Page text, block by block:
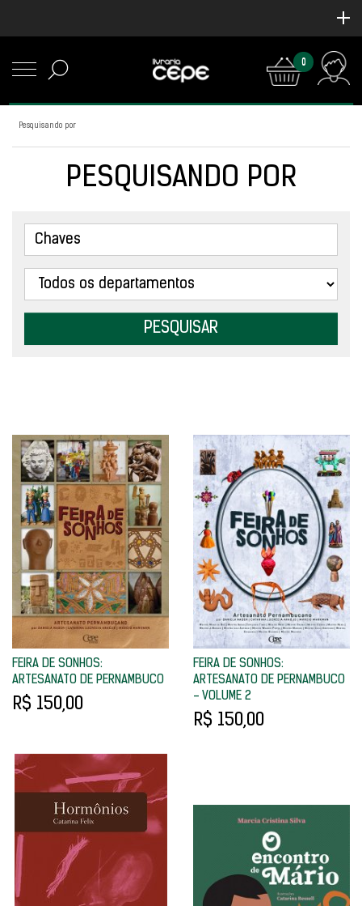
0
Pesquisando por
PESQUISANDO POR
FEIRA DE SONHOS:
ARTESANATO DE PERNAMBUCO
R$ 150,00
FEIRA DE SONHOS:
ARTESANATO DE PERNAMBUCO
- VOLUME 2
R$ 150,00